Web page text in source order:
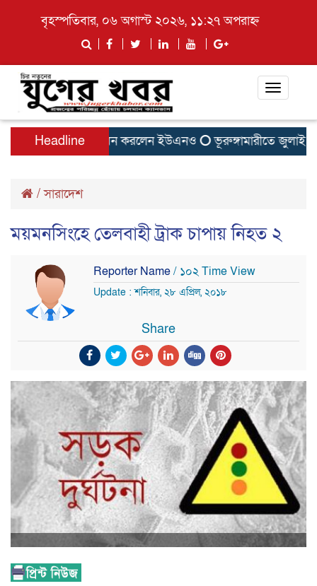
বৃহস্পতিবার, ০৬ অগাস্ট ২০২৬, ১১:২৭ অপরাহ্ন
Toggle
Headline
বাসা উদ্বোধন করলেন ইউএনও ভূরুঙ্গামারীতে জুলাই
/সারাদেশ
ময়মনসিংহে তেলবাহী ট্রাক চাপায় নিহত ২
Reporter Name/ ১০২ Time View
Update : শনিবার, ২৮ এপ্রিল, ২০১৮
Share